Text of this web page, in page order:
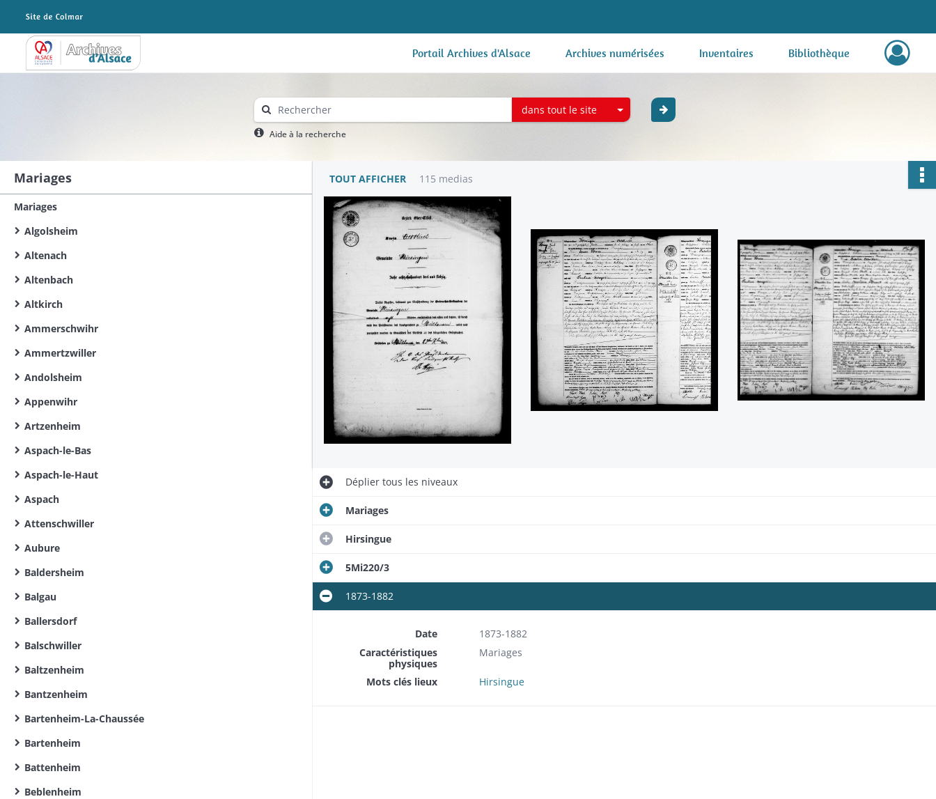
Archives Alsace - Colmar Portail Archives d'Alsace Archives numérisées Inventaires Bibliothèque
dans tout le site
Aide à la recherche
Mariages
Mariages
Algolsheim
Altenach
Altenbach
Altkirch
Ammerschwihr
Ammertzwiller
Andolsheim
Appenwihr
Artzenheim
Aspach-le-Bas
Aspach-le-Haut
Aspach
Attenschwiller
Aubure
Baldersheim
Balgau
Ballersdorf
Balschwiller
Baltzenheim
Bantzenheim
Bartenheim-La-Chaussée
Bartenheim
Battenheim
Beblenheim
TOUT AFFICHER 115 medias
Dépliertous les niveaux
Mariages
Hirsingue
5Mi220/3
1873-1882
Date
1873-1882
Caractéristiques
physiques
Mariages
Mots clés lieux Hirsingue